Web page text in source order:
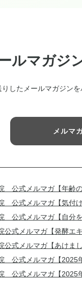
ルマガジ
したメールマガジン
メルマ
公式メルマガ【年齢の
公式メルマガ【気付け
公式メルマガ【自分を
公式メルマガ【発酵エ
公式メルマガ【あけま
公式メルマガ【2025
公式メルマガ【2025